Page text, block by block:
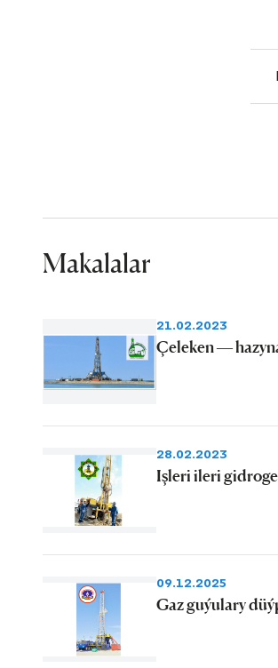
Makalalar
21.02.2023
Çeleken —
28.02.2023
Işleri ileri
09.12.2025
Gaz guýulary